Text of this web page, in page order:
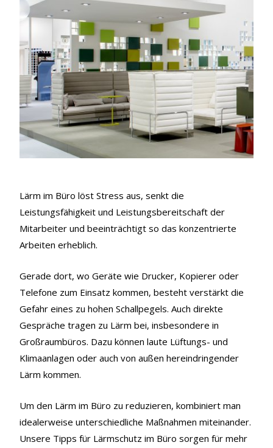
Lärm im Büro löst Stress aus, senkt die
Leistungsfähigkeit und Leistungsbereitschaft der
Mitarbeiter und beeinträchtigt so das konzentrierte
Arbeiten erheblich.
Gerade dort, wo Geräte wie Drucker, Kopierer oder
Telefone zum Einsatz kommen, besteht verstärkt die
Gefahr eines zu hohen Schallpegels. Auch direkte
Gespräche tragen zu Lärm bei, insbesondere in
Großraumbüros. Dazu können laute Lüftungs- und
Klimaanlagen oder auch von außen hereindringender
Lärm kommen.
Um den Lärm im Büro zu reduzieren, kombiniert man
idealerweise unterschiedliche Maßnahmen miteinander.
Unsere Tipps für Lärmschutz im Büro sorgen für mehr